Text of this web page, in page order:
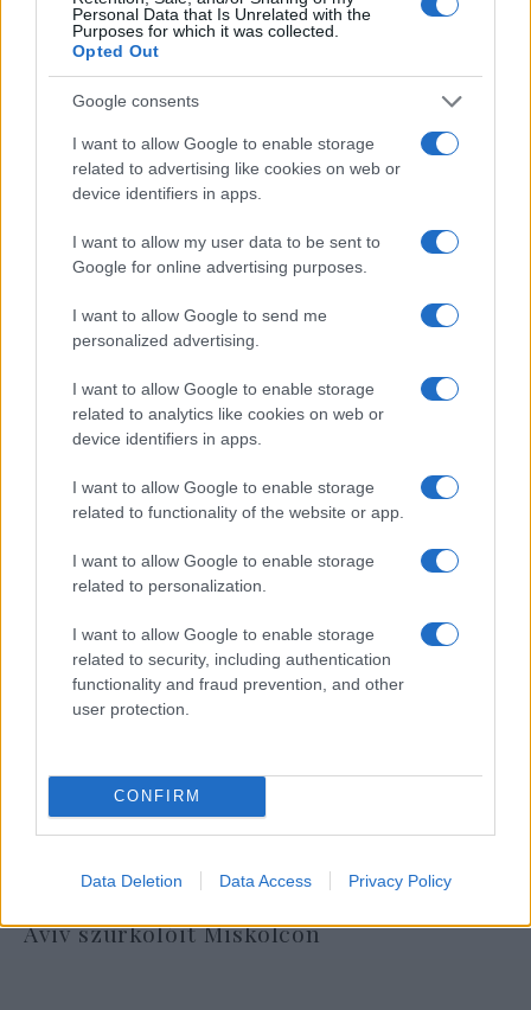
Personal Data that Is Unrelated with the
Purposes for which it was collected.
Opted Out
Google consents
I want to allow Google to enable storage
related to advertising like cookies on web or
device identifiers in apps.
I want to allow my user data to be sent to
Google for online advertising purposes.
I want to allow Google to send me
personalized advertising.
I want to allow Google to enable storage
related to analytics like cookies on web or
device identifiers in apps.
I want to allow Google to enable storage
related to functionality of the website or app.
I want to allow Google to enable storage
related to personalization.
I want to allow Google to enable storage
related to security, including authentication
functionality and fraud prevention, and other
user protection.
CONFIRM
Data Deletion Data Access Privacy Policy
Egy különleges családi járattal 140 új
alijázó érkezett Izraelbe
Aviv szurkolóit Miskolcon